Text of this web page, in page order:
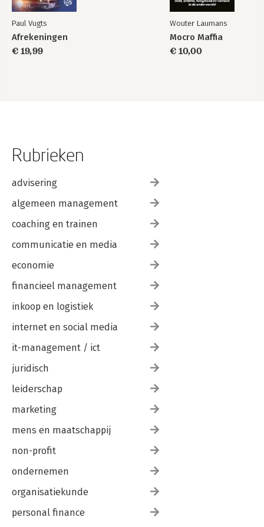
Paul Vugts
Afrekeningen
€ 19,99
Wouter Laumans
Mocro Maffia
€ 10,00
Rubrieken
advisering
algemeen management
coaching en trainen
communicatie en media
economie
financieel management
inkoop en logistiek
internet en social media
it-management / ict
juridisch
leiderschap
marketing
mens en maatschappij
non-profit
ondernemen
organisatiekunde
personal finance